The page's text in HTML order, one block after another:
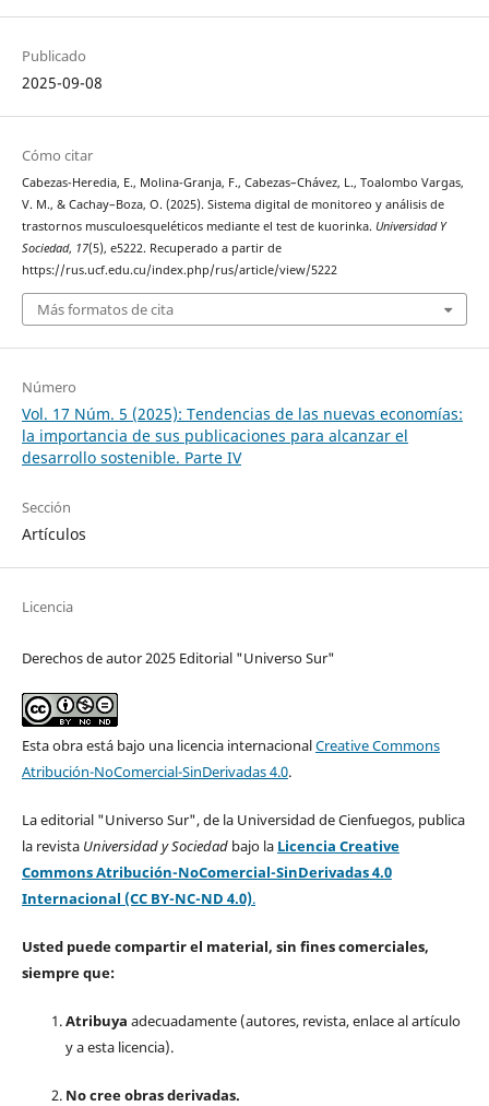
Publicado
2025-09-08
Cómo citar
Cabezas-Heredia, E., Molina-Granja, F., Cabezas–Chávez, L., Toalombo Vargas,
V. M., & Cachay–Boza, O. (2025). Sistema digital de monitoreo y análisis de
trastornos musculoesqueléticos mediante el test de kuorinka. Universidad Y
Sociedad, 17(5), e5222. Recuperado a partir de
https://rus.ucf.edu.cu/index.php/rus/article/view/5222
Más formatos de cita
Número
Vol. 17 Núm. 5 (2025): Tendencias de las nuevas economías:
la importancia de sus publicaciones para alcanzar el
desarrollo sostenible. Parte IV
Sección
Artículos
Licencia
Derechos de autor 2025 Editorial "Universo Sur"
Esta obra está bajo una licencia internacionalCreative Commons
Atribución-NoComercial-SinDerivadas 4.0.
La editorial "Universo Sur", de la Universidad de Cienfuegos, publica
la revista Universidad y Sociedad bajo la Licencia Creative
Commons Atribución-NoComercial-SinDerivadas 4.0
Internacional (CC BY-NC-ND 4.0).
Usted puede compartir el material, sin fines comerciales,
siempre que:
Atribuya adecuadamente (autores, revista, enlace al artículo
y a esta licencia).
No cree obras derivadas.